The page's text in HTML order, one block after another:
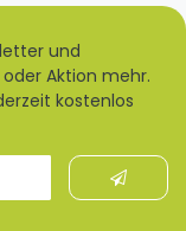
und
Aktion mehr.
kostenlos